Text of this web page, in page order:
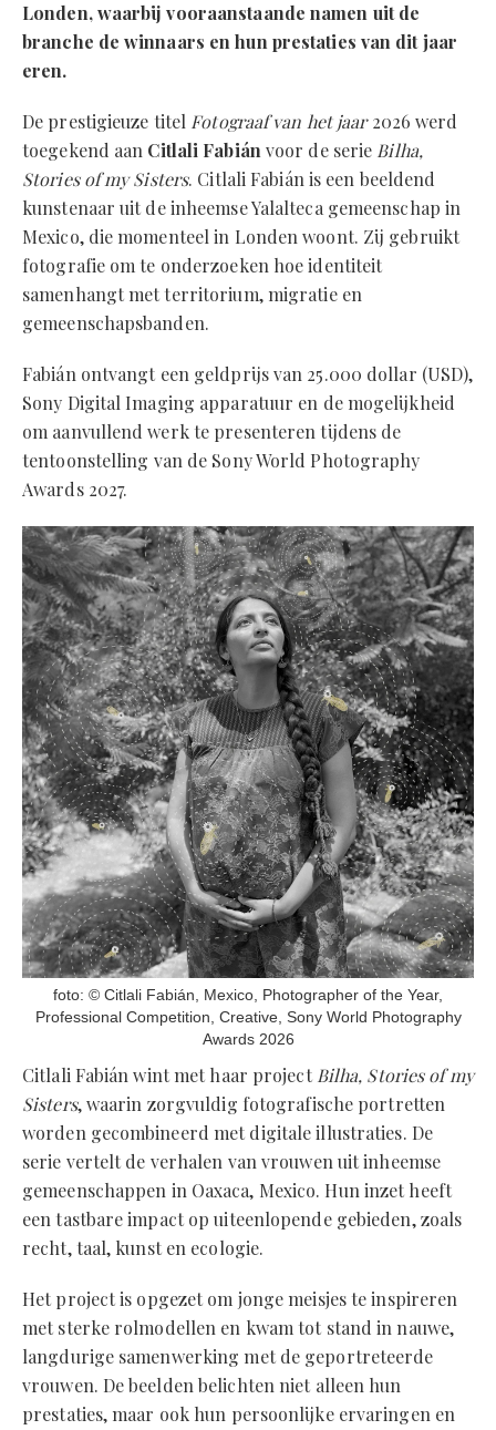
Londen, waarbij vooraanstaande namen uit de
branche de winnaars en hun prestaties van dit jaar
eren.
De prestigieuze titel Fotograaf van het jaar2026 werd
toegekend aan Citlali Fabián voor de serie Bilha,
Stories of my Sisters. Citlali Fabián is een beeldend
kunstenaar uit de inheemse Yalalteca gemeenschap in
Mexico, die momenteel in Londen woont. Zij gebruikt
fotografie om te onderzoeken hoe identiteit
samenhangt met territorium, migratie en
gemeenschapsbanden.
Fabián ontvangt een geldprijs van 25.000 dollar (USD),
Sony Digital Imaging apparatuur en de mogelijkheid
om aanvullend werk te presenteren tijdens de
tentoonstelling van de Sony World Photography
Awards 2027.
foto: © Citlali Fabián, Mexico, Photographer of the Year,
Professional Competition, Creative, Sony World Photography
Awards 2026
Citlali Fabián wint met haar project Bilha, Stories of my
Sisters, waarin zorgvuldig fotografische portretten
worden gecombineerd met digitale illustraties. De
serie vertelt de verhalen van vrouwen uit inheemse
gemeenschappen in Oaxaca, Mexico. Hun inzet heeft
een tastbare impact op uiteenlopende gebieden, zoals
recht, taal, kunst en ecologie.
Het project is opgezet om jonge meisjes te inspireren
met sterke rolmodellen en kwam tot stand in nauwe,
langdurige samenwerking met de geportreteerde
vrouwen. De beelden belichten niet alleen hun
prestaties, maar ook hun persoonlijke ervaringen en